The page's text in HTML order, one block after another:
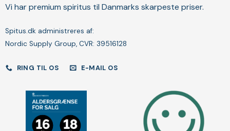
Vi har premium spiritus til Danmarks skarpeste priser.
Spitus.dk administreres af:
Nordic Supply Group, CVR: 39516128
RING TIL OS E-MAIL OS